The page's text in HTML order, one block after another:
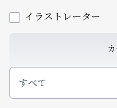
イラストレーター
すべて